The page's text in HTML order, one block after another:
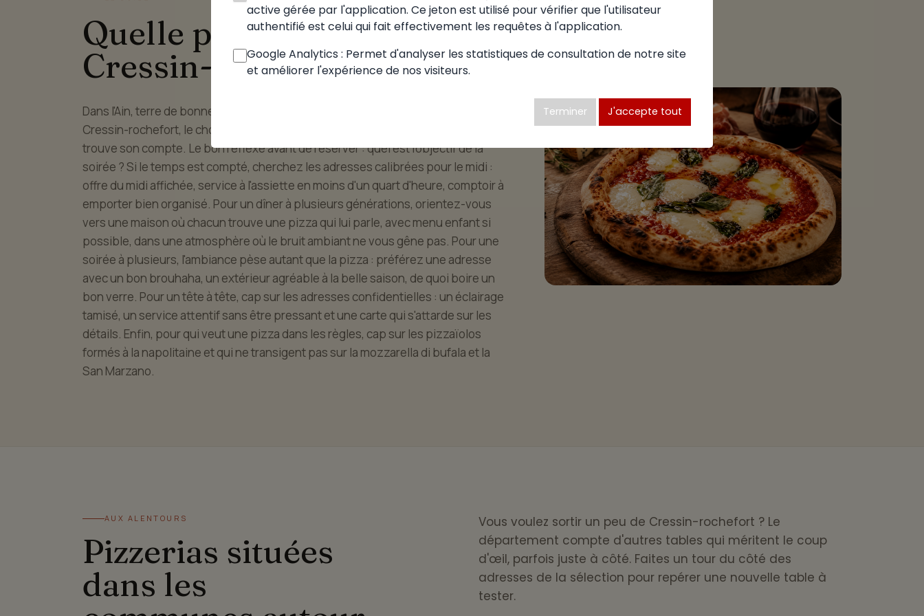
Quelle pizzeria choisir à
Cressin-Rochefort
Dans l'Ain, terre de bonne table, on ne choisit pas sa pizzéria à la légère. À
Cressin-rochefort, le choix est suffisamment riche pour que tout le monde y
trouve son compte. Le bon réflexe avant de réserver : quel est l'objectif de la
soirée ? Si le temps est compté, cherchez les adresses calibrées pour le midi :
offre du midi affichée, service à l'assiette en moins d'un quart d'heure, comptoir à
emporter bien organisé. Pour un dîner à plusieurs générations, orientez-vous
vers une maison où chacun trouve une pizza qui lui parle, avec menu enfant si
possible, dans une atmosphère où le bruit ambiant ne vous gêne pas. Pour une
soirée à plusieurs, l'ambiance pèse autant que la pizza : préférez une adresse
avec un bon brouhaha, un extérieur agréable à la belle saison, de quoi boire un
bon verre. Pour un tête à tête, cap sur les adresses confidentielles : un éclairage
tamisé, un service attentif sans être pressant et une carte qui s'attarde sur les
détails. Enfin, pour qui veut une pizza dans les règles, cap sur les pizzaïolos
formés à la napolitaine et qui ne transigent pas sur la mozzarella di bufala et la
San Marzano.
AUX ALENTOURS
Pizzerias situées
dans les
Vous voulez sortir un peu de Cressin-rochefort ? Le
département compte d'autres tables qui méritent le coup
d'œil, parfois juste à côté. Faites un tour du côté des
adresses de la sélection pour repérer une nouvelle table à
tester.
active gérée par l'application. Ce jeton est utilisé pour vérifier que l'utilisateur
authentifié est celui qui fait effectivement les requêtes à l'application.
Google Analytics : Permet d'analyser les statistiques de consultation de notre site
et améliorer l'expérience de nos visiteurs.
Terminer J'accepte tout